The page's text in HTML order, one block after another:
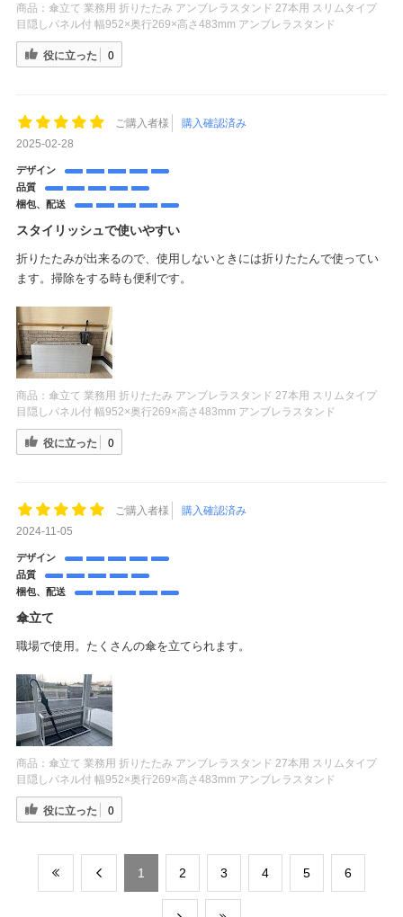
商品： 傘立て 業務用 折りたたみ アンブレラスタンド 27本用 スリムタイプ
目隠しパネル付 幅952×奥行269×高さ483mm アンブレラスタンド
役に立った 0
ご購入者様
購入確認済み
2025-02-28
デザイン
品質
梱包、配送
スタイリッシュで使いやすい
折りたたみが出来るので、使用しないときには折りたたんで使ってい
ます。掃除をする時も便利です。
商品： 傘立て 業務用 折りたたみ アンブレラスタンド 27本用 スリムタイプ
目隠しパネル付 幅952×奥行269×高さ483mm アンブレラスタンド
役に立った 0
ご購入者様
購入確認済み
2024-11-05
デザイン
品質
梱包、配送
傘立て
職場で使用。たくさんの傘を立てられます。
商品： 傘立て 業務用 折りたたみ アンブレラスタンド 27本用 スリムタイプ
目隠しパネル付 幅952×奥行269×高さ483mm アンブレラスタンド
役に立った 0
​1 ​2 ​3 ​4 ​5 ​6